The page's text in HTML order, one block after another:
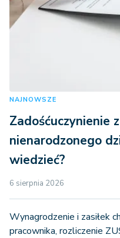
NAJNOWSZE
Zadośćuczynienie
nienarodzonego
wiedzieć?
6 sierpnia 2026
Wynagrodzenie i zasiłek
pracownika, rozliczenie